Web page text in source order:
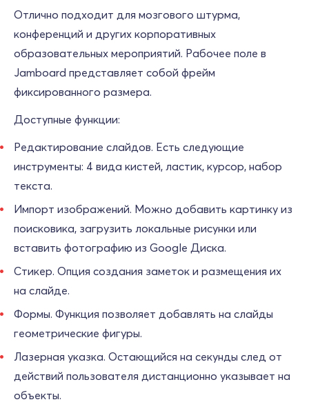
Отлично подходит для мозгового штурма,
конференций и других корпоративных
образовательных мероприятий. Рабочее поле в
Jamboard представляет собой фрейм
фиксированного размера.
Доступные функции:
Редактирование слайдов. Есть следующие
инструменты: 4 вида кистей, ластик, курсор, набор
текста.
Импорт изображений. Можно добавить картинку из
поисковика, загрузить локальные рисунки или
вставить фотографию из Google Диска.
Стикер. Опция создания заметок и размещения их
на слайде.
Формы. Функция позволяет добавлять на слайды
геометрические фигуры.
Лазерная указка. Остающийся на секунды след от
действий пользователя дистанционно указывает на
объекты.